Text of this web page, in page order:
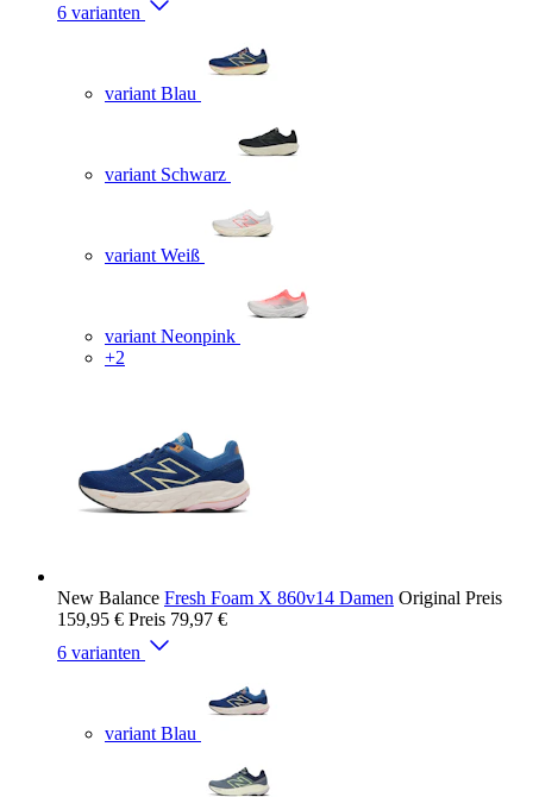
6 varianten
variant Blau
variant Schwarz
variant Weiß
variant Neonpink
+2
New Balance Fresh Foam X 860v14 Damen Original Preis
159,95 € Preis 79,97 €
6 varianten
variant Blau